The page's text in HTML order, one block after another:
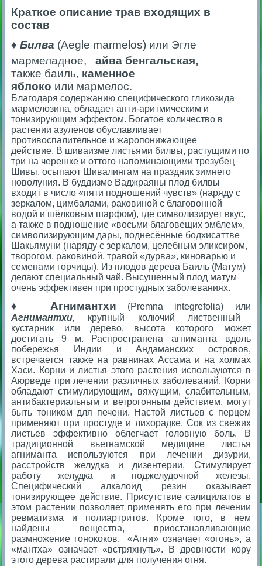
Краткое описание трав входящих в
состав
♦Билва (Aegle marmelos) или Эгле
мармеладное,айва бенгальская,
также баиль, каменное
яблоко или мармелос.
Благодаря содержанию специфического гликозида
мармелозина, обладает анти-аритмическим и
тонизирующим эффектом. Богатое количество в
растении азуленов обуславливает
противоспалительное и жаропонижающее
действие. В шиваизме листьями билвы, растущими по
три на черешке и оттого напоминающими трезубец
Шивы, осыпают Шивалингам на праздник зимнего
новолуния. В буддизме Ваджраяны плод билвы
входит в число «пяти подношений чувств» (наряду с
зеркалом, цимбалами, раковиной с благовонной
водой и шёлковым шарфом), где символизирует вкус,
а также в подношение «восьми благовещих эмблем»,
символизирующим дары, поднесённые бодхисаттве
Шакьямуни (наряду с зеркалом, целебным эликсиром,
творогом, раковиной, травой «дурва», киноварью и
семенами горчицы). Из плодов дерева Баиль (Матум)
делают специальный чай. Высушенный плод матум
очень эффективен при простудных заболеваниях.
♦ Агнимантхи (Premna integrefolia) или
Агнимантхи, крупный колючий лиственный
кустарник или дерево, высота которого может
достигать 9 м. Распространена агниманта вдоль
побережья Индии и Андаманских островов,
встречается также на равнинах Ассама и на холмах
Хаси. Корни и листья этого растения используются в
Аюрведе при лечении различных заболеваний. Корни
обладают стимулирующим, вяжущим, слабительным,
антибактериальным и ветрогонным действием, могут
быть тоником для печени. Настой листьев с перцем
применяют при простуде и лихорадке. Сок из свежих
листьев эффективно облегчает головную боль.
В
традиционной вьетнамской медицине листья
агниманта используются при лечении дизурии,
расстройств желудка и дизентерии. Стимулирует
работу желудка и поджелудочной железы.
Специфический алкалоид резин оказывает
тонизирующее действие. Присутствие салицилатов в
этом растении позволяет применять его при лечении
ревматизма и полиартритов. Кроме того, в нем
найдены вещества, приостанавливающие
размножение гонококов. «Агни» означает «огонь», а
«мантха» означает «встряхнуть». В древности кору
этого дерева растирали для получения огня.